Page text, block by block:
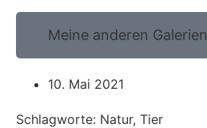
Meine anderen Galerien
10. Mai 2021
Schlagworte: Natur, Tier